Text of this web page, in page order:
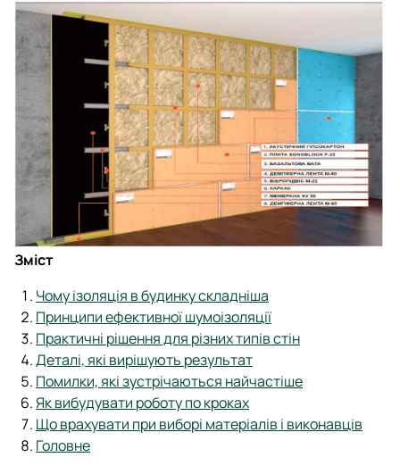
Зміст
Чому ізоляція в будинку складніша
Принципи ефективної шумоізоляції
Практичні рішення для різних типів стін
Деталі, які вирішують результат
Помилки, які зустрічаються найчастіше
Як вибудувати роботу по кроках
Що врахувати при виборі матеріалів і виконавців
Головне